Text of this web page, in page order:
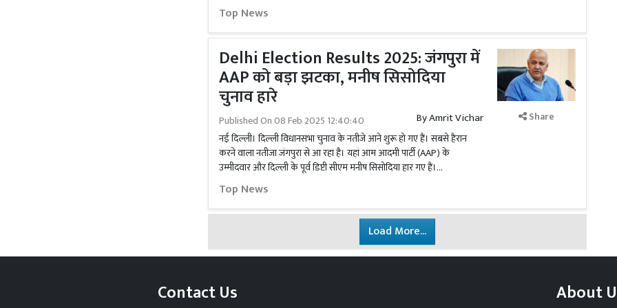
Top News
Delhi Election Results 2025: जंगपुरा में
AAP को बड़ा झटका, मनीष सिसोदिया
चुनाव हारे
Published On08 Feb 2025 12:40:40 ByAmrit Vichar
नई दिल्ली। दिल्ली विधानसभा चुनाव के नतीजे आने शुरू हो गए हैं। सबसे हैरान
करने वाला नतीजा जंगपुरा से आ रहा है। यहां आम आदमी पार्टी (AAP) के
उम्मीदवार और दिल्ली के पूर्व डिप्टी सीएम मनीष सिसोदिया हार गए हैं।...
Top News
Share
Load More...
Contact Us About